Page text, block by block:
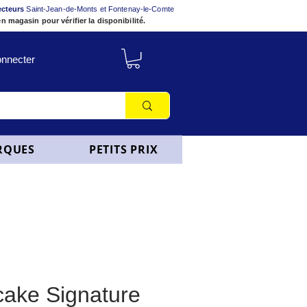
Saint-Jean-de-Monts et Fontenay-le-Comte
magasin pour vérifier la disponibilité.
PETITS PRIX
Signature